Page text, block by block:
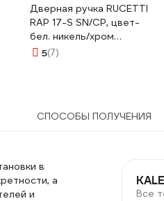
Дверная ручка RUCETTI
RAP 17-S SN/CP, цвет-
бел. никель/хром
9010468
5(7)
СПОСОБЫ ПОЛУЧЕНИЯ
в
а
и
Все